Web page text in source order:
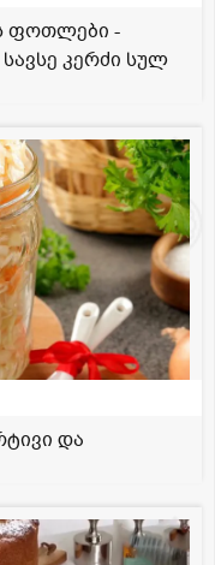
ფოთლები -
კერძი სულ
და